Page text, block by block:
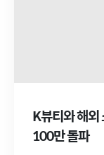
K뷰티와 해외
100만 돌파